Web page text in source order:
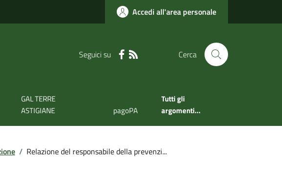
Accedi all'area personale
Seguici su Cerca
GAL TERRE
ASTIGIANE
pagoPA
Tutti gli
argomenti...
/ Relazione del responsabile della prevenzi...